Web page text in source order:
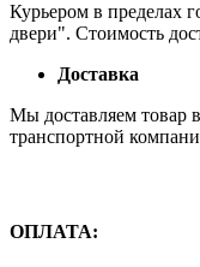
Курьером в пределах
двери". Стоимость
Доставка
Мы доставляем товар
транспортной
ОПЛАТА: